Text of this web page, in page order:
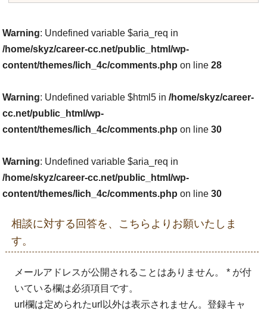
Warning: Undefined variable $aria_req in
/home/skyz/career-cc.net/public_html/wp-
content/themes/lich_4c/comments.php on line28
Warning: Undefined variable $html5 in/home/skyz/career-
cc.net/public_html/wp-
content/themes/lich_4c/comments.php on line30
Warning: Undefined variable $aria_req in
/home/skyz/career-cc.net/public_html/wp-
content/themes/lich_4c/comments.php on line30
相談に対する回答を、こちらよりお願いたしま
す。
メールアドレスが公開されることはありません。 * が付
いている欄は必須項目です。
url欄は定められたurl以外は表示されません。登録キャ